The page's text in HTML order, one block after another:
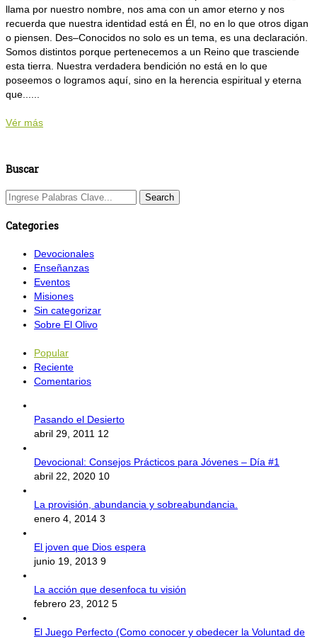
llama por nuestro nombre, nos ama con un amor eterno y nos
recuerda que nuestra identidad está en Él, no en lo que otros digan
o piensen. Des–Conocidos no solo es un tema, es una declaración.
Somos distintos porque pertenecemos a un Reino que trasciende
esta tierra. Nuestra verdadera bendición no está en lo que
poseemos o logramos aquí, sino en la herencia espiritual y eterna
que......
Vér más
Buscar
Categories
Devocionales
Enseñanzas
Eventos
Misiones
Sin categorizar
Sobre El Olivo
Popular
Reciente
Comentarios
Pasando el Desierto
abril 29, 2011 12
Devocional: Consejos Prácticos para Jóvenes – Día #1
abril 22, 2020 10
La provisión, abundancia y sobreabundancia.
enero 4, 2014 3
El joven que Dios espera
junio 19, 2013 9
La acción que desenfoca tu visión
febrero 23, 2012 5
El Juego Perfecto (Como conocer y obedecer la Voluntad de